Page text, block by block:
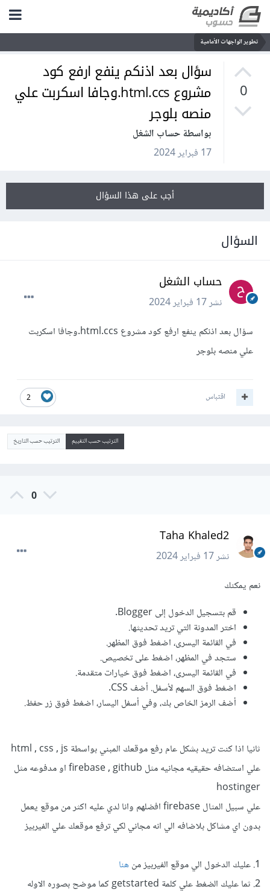
تطوير الواجهات الأمامية
0
سؤال بعد اذنكم ينفع ارفع كود
مشروع html.ccs.وجافا اسكربت علي
منصه بلوجر
بواسطة حساب الشغل
17 فبراير 2024
أجب على هذا السؤال
السؤال
حساب الشغل
نشر17 فبراير 2024
سؤال بعد اذنكم ينفع ارفع كود مشروع html.ccs.وجافا اسكربت
علي منصه بلوجر
2 اقتباس
الترتيب حسب التقييم الترتيب حسب التاريخ
0
Taha Khaled2
نشر17 فبراير 2024
نعم يمكنك
قم بتسجيل الدخول إلى Blogger.
اختر المدونة التي تريد تحديثها.
في القائمة اليسرى، اضغط فوق المظهر.
ستجد في المظهر، اضغط على تخصيص.
في القائمة اليسرى، اضغط فوق خيارات متقدمة.
اضغط فوق السهم لأسفل. أضف CSS.
أضف الرمز الخاص بك، وفي أسفل اليسار، اضغط فوق زر حفظ.
ثانيا اذا كنت تريد بشكل عام رفع موقعك المبني بواسطة html , css , js
علي استضافه حقيقيه مجانيه مثل firebase , github او مدفوعه مثل
hostinger
علي سبيل المثال firebase افضلهم وانا لدي عليه اكثر من موقع يعمل
بدون اي مشاكل بلاضافه الي انه مجاني لكي ترفع موقعك علي الفيربيز
1. عليك الدخول الي موقع الفيربيز من
هنا
2. ثما عليك الضغط علي كلمة getstarted كما موضح بصوره الاوله